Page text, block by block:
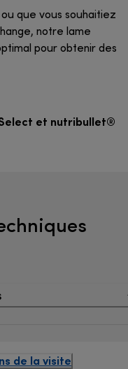
que vous souhaitiez
notre lame
pour obtenir des
et nutribullet®
de la visite